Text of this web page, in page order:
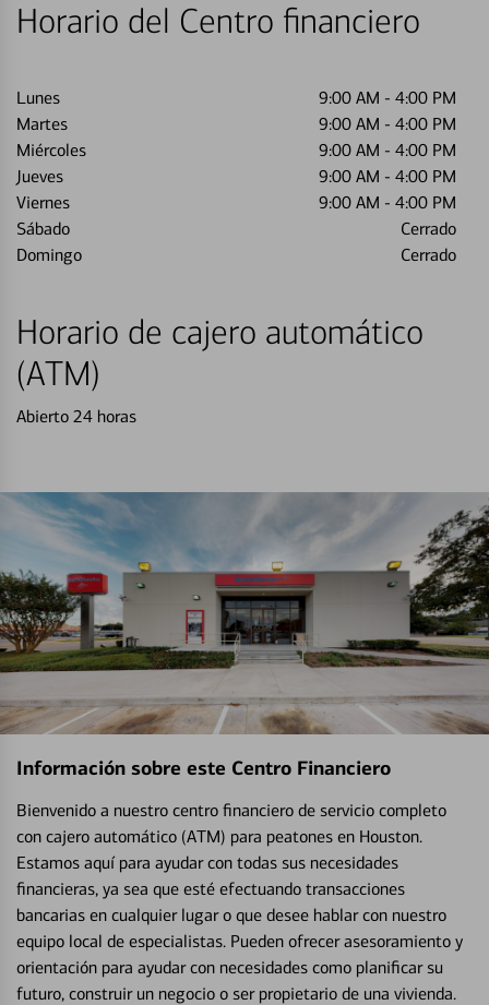
Horario del Centro financiero
Lunes 9:00 AM - 4:00 PM
Martes
9:00 AM - 4:00 PM
Miércoles
9:00 AM - 4:00 PM
Jueves
9:00 AM - 4:00 PM
Viernes
9:00 AM - 4:00 PM
Sábado
Cerrado
Domingo
Cerrado
Horario de cajero automático
(ATM)
Abierto 24 horas
Información sobre este Centro Financiero
Bienvenido a nuestro centro financiero de servicio completo
con cajero automático (ATM) para peatones en Houston.
Estamos aquí para ayudar con todas sus necesidades
financieras, ya sea que esté efectuando transacciones
bancarias en cualquier lugar o que desee hablar con nuestro
equipo local de especialistas. Pueden ofrecer asesoramiento y
orientación para ayudar con necesidades como planificar su
futuro, construir un negocio o ser propietario de una vivienda.